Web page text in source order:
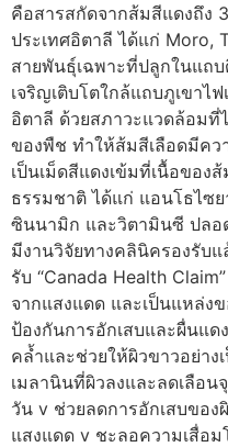
คือสารสกัดจากส้มสีแดงถึง
ประเทศอิตาลี ได้แก่ Moro,
สายพันธุ์เฉพาะที่ปลูกในแถบ
เจริญเติบโตใกล้แถบภูเขาไ
อิตาลี ด้วยสภาวะแวดล้อมที่
ของพืช ทำให้ส้มสีเลือดมีค
เป็นเม็ดสีแดงเข้มที่เนื้อขอ
ธรรมชาติ ได้แก่ แอนโธไซ
ซินนามิก และวิตามินซี ปลอ
มีงานวิจัยทางคลินิครองรับ
รับ “Canada Health
จากแสงแดด และเป็นแหล่ง
ป้องกันการอักเสบและผื่นแด
คล้ำและช่วยให้ผิวขาวอย่า
เมลานินที่ผิวลงและลดเลือน
วัน v ช่วยลดการอักเสบของ
แสงแดด v ชะลอความเสื่อ